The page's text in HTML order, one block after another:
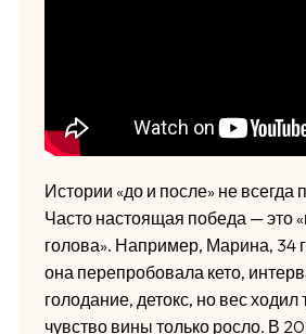
Истории «до и после» не всегда
Часто настоящая победа — это
голова». Например, Марина, 34
она перепробовала кето,
голодание, детокс, но вес ходил
чувство вины только росло. В